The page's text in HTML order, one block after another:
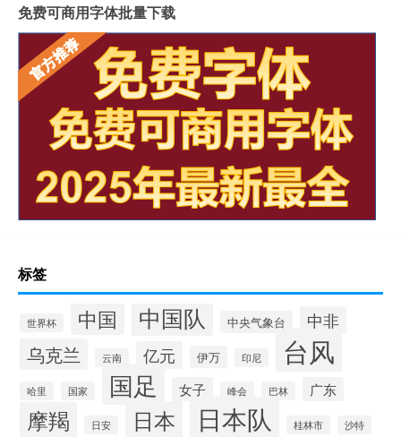
免费可商用字体批量下载
标签
世界杯 中国 中国队 中央气象台 中非
乌克兰 云南 亿元 伊万 印尼 台风
哈里 国家 国足 女子 峰会 巴林 广东
摩羯 日安 日本 日本队 桂林市 沙特